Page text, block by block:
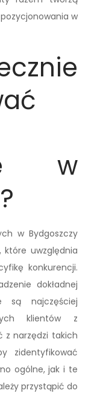
w
w
w Bydgoszczy
uwzględnia
konkurencji.
dokładnej
są najczęściej
klientów z
z narzędzi takich
zidentyfikować
ogólne, jak i te
przystąpić do